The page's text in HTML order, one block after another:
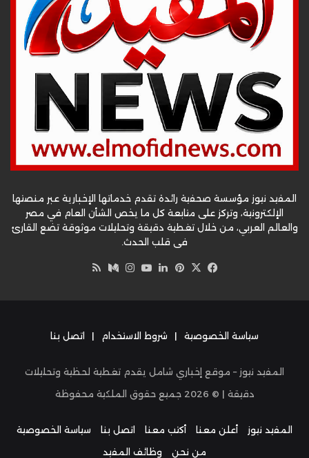
المفيد نيوز مؤسسة صحفية رائدة تقدم خدماتها الإخبارية عبر منصتها
الإلكترونية، وتركز على متابعة كل ما يخص الشأن العام في مصر
والعالم العربي، من خلال تغطية دقيقة وتحليلات موثوقة تضع القارئ
في قلب الحدث.
فيسبوك
‫X بينتيريست
لينكدإن‫YouTube
انستقرام
وسط
سياسة الخصوصية | شروط الاستخدام | اتصل بنا
المفيد نيوز – موقع إخباري شامل يقدم تغطية لحظية وتحليلات
دقيقة | © 2026 جميع حقوق الملكية محفوظة
المفيد نيوز أعلن معنا أكتب معنا اتصل بنا
سياسة الخصوصية
من نحن
وظائف المفيد